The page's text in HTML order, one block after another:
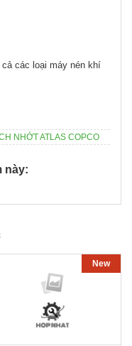
các loại máy nén khí
NHỚT ATLAS COPCO
này:
New